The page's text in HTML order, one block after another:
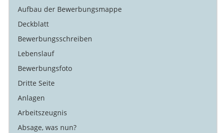
Aufbau der Bewerbungsmappe
Deckblatt
Bewerbungsschreiben
Lebenslauf
Bewerbungsfoto
Dritte Seite
Anlagen
Arbeitszeugnis
Absage, was nun?